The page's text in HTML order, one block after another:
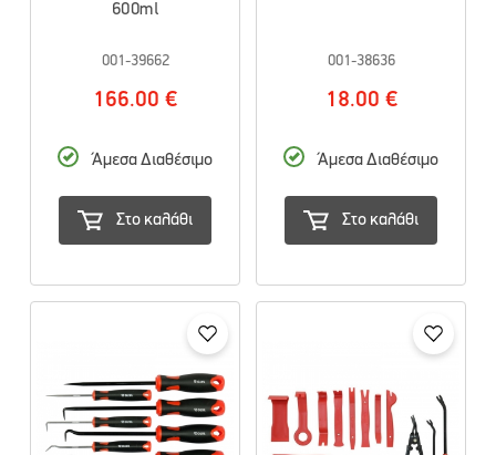
600ml
001-39662
166.00 €
Άμεσα Διαθέσιμο
Στο καλάθι
001-38636
18.00 €
Άμεσα Διαθέσιμο
Στο καλάθι